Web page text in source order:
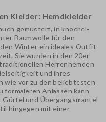
Kleider: Hemdkleider
gemustert, in knöchel-
Baumwolle für den
den Winter ein ideales Outfit
Sie wurden in den 20er
Herrenhemden
und ihres
wie vor zu den beliebtesten
formaleren Anlässen kann
Gürtel und Übergangsmantel
hingegen mit einer